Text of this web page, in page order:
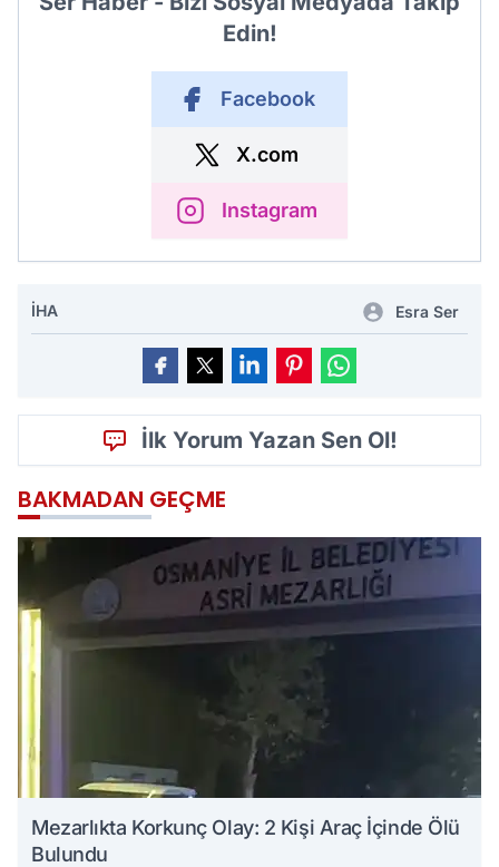
Edin!
Facebook
X.com
Instagram
İHA Esra Ser
İlk Yorum Yazan Sen Ol!
BAKMADAN GEÇME
Mezarlıkta Korkunç Olay: 2 Kişi Araç İçinde Ölü
Bulundu